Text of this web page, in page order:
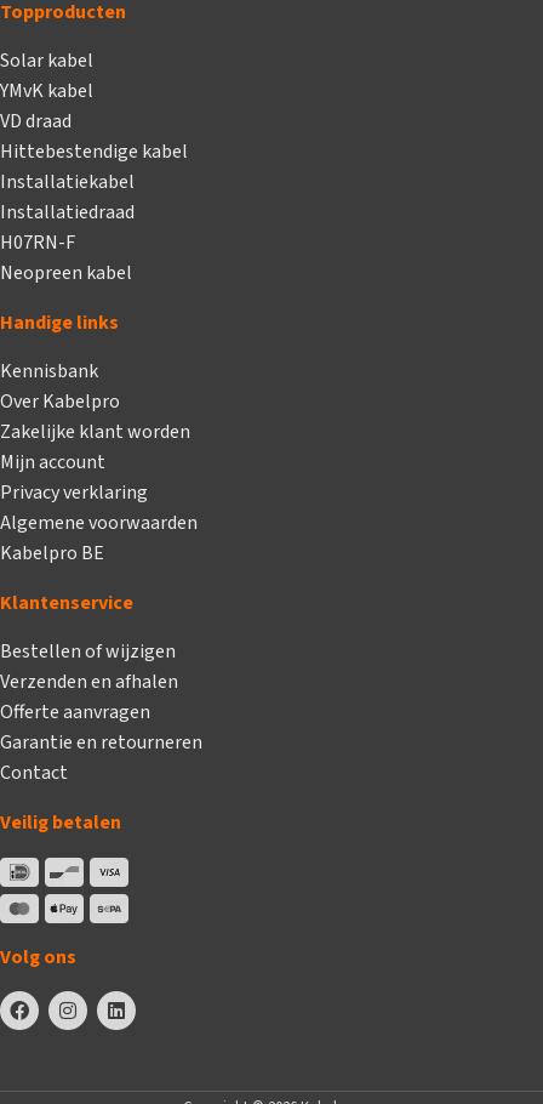
Topproducten
Solar kabel
YMvK kabel
VD draad
Hittebestendige kabel
Installatiekabel
Installatiedraad
H07RN-F
Neopreen kabel
Handige links
Kennisbank
Over Kabelpro
Zakelijke klant worden
Mijn account
Privacy verklaring
Algemene voorwaarden
Kabelpro BE
Klantenservice
Bestellen of wijzigen
Verzenden en afhalen
Offerte aanvragen
Garantie en retourneren
Contact
Veilig betalen
Volg ons